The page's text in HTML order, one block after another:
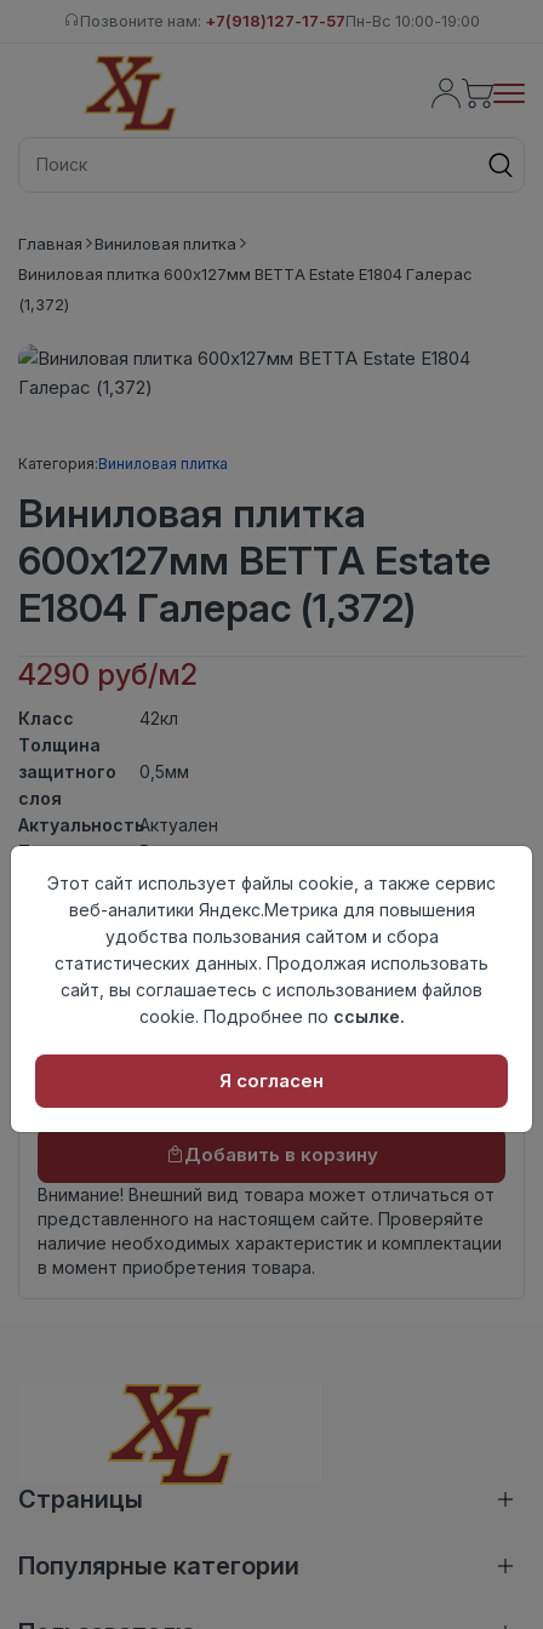
Позвоните нам: +7(918)127-17-57Пн-Вс 10:00-19:00
Главная
Виниловая плитка
Виниловая плитка 600x127мм BETTA Estate E1804 Галерас
(1,372)
Категория:Виниловая плитка
Виниловая плитка
600x127мм BETTA Estate
E1804 Галерас (1,372)
4290 руб/м2
Класс
42кл
Толщина
защитного
слоя
0,5мм
АктуальностьАктуален
Толщина
5мм
Размер
доски
600x127мм
Теплый пол
до +27 градусов
Способ
укладки
Замковый метод
4V
происхождения
Китай
Осталось48 упак
Добавить в корзину
Внимание! Внешний вид товара может отличаться от
представленного на настоящем сайте. Проверяйте
наличие необходимых характеристик и комплектации
в момент приобретения товара.
Страницы
Популярные категории
Этот сайт использует файлы cookie, а также сервис
веб-аналитики Яндекс.Метрика для повышения
удобства пользования сайтом и сбора
статистических данных. Продолжая использовать
сайт, вы соглашаетесь с использованием файлов
cookie. Подробнее по ссылке.
Я согласен